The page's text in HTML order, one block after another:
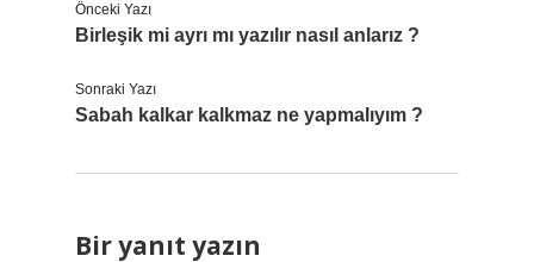
Önceki Yazı
Birleşik mi ayrı mı yazılır nasıl anlarız ?
Sonraki Yazı
Sabah kalkar kalkmaz ne yapmalıyım ?
Bir yanıt yazın